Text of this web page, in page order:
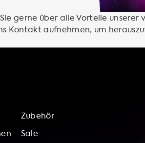
gerne über alle Vorteile unserer
Kontakt aufnehmen, um
Zubehör
Sale